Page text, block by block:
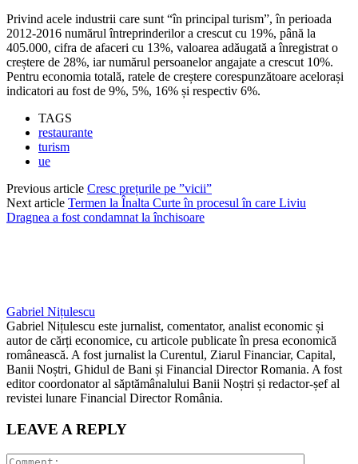
Privind acele industrii care sunt “în principal turism”, în perioada
2012-2016 numărul întreprinderilor a crescut cu 19%, până la
405.000, cifra de afaceri cu 13%, valoarea adăugată a înregistrat o
creștere de 28%, iar numărul persoanelor angajate a crescut 10%.
Pentru economia totală, ratele de creștere corespunzătoare acelorași
indicatori au fost de 9%, 5%, 16% și respectiv 6%.
TAGS
restaurante
turism
ue
Previous article Cresc prețurile pe ”vicii”
Next article Termen la Înalta Curte în procesul în care Liviu
Dragnea a fost condamnat la închisoare
Gabriel Nițulescu
Gabriel Nițulescu este jurnalist, comentator, analist economic și
autor de cărți economice, cu articole publicate în presa economică
românească. A fost jurnalist la Curentul, Ziarul Financiar, Capital,
Banii Noștri, Ghidul de Bani și Financial Director Romania. A fost
editor coordonator al săptămânalului Banii Noștri și redactor-șef al
revistei lunare Financial Director România.
LEAVE A REPLY